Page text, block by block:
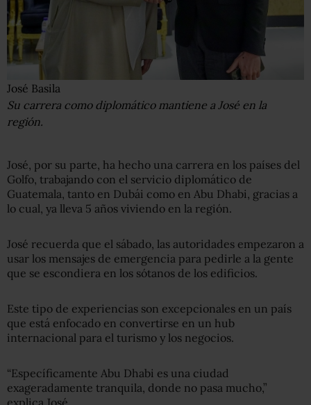
José Basila
Su carrera como diplomático mantiene a José en la
región.
José, por su parte, ha hecho una carrera en los países del
Golfo, trabajando con el servicio diplomático de
Guatemala, tanto en Dubái como en Abu Dhabi, gracias a
lo cual, ya lleva 5 años viviendo en la región.
José recuerda que el sábado, las autoridades empezaron a
usar los mensajes de emergencia para pedirle a la gente
que se escondiera en los sótanos de los edificios.
Este tipo de experiencias son excepcionales en un país
que está enfocado en convertirse en un hub
internacional para el turismo y los negocios.
“Específicamente Abu Dhabi es una ciudad
exageradamente tranquila, donde no pasa mucho,”